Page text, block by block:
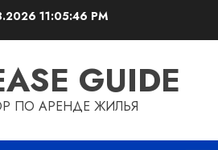
11:05:46 PM
GUIDE
ПО АРЕНДЕ ЖИЛЬЯ